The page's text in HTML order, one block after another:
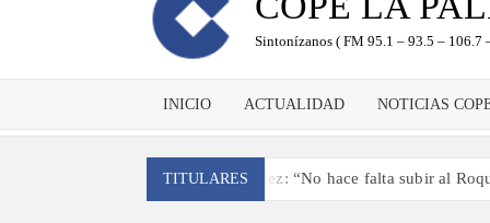
Sintonízanos ( FM 95.1 – 93.5 – 106.7
INICIO ACTUALIDAD NOTICIAS
TITULARES
Antonio González: “No hace falta subir al